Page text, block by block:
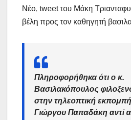
Νέο, tweet του Μάκη
βέλη προς τον καθηγητή
Πληροφορήθηκα ότι ο κ.
Βασιλακόπουλος
στην τηλεοπτική
Γιώργου Παπαδάκη αντί